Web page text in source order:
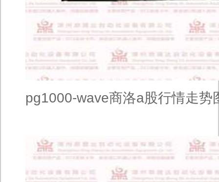
pg1000-wave商洛a股行情走势